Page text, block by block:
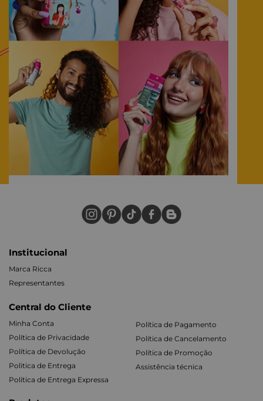
Institucional
Marca Ricca
Representantes
Central do Cliente
Minha Conta
Política de Privacidade
Política de Devolução
Politica de Entrega
Política de Entrega Expressa
Política de Pagamento
Política de Cancelamento
Política de Promoção
Assistência técnica